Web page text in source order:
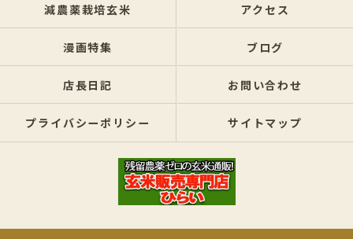
減農薬栽培玄米 アクセス
漫画特集 ブログ
店長日記 お問い合わせ
プライバシーポリシー サイトマップ